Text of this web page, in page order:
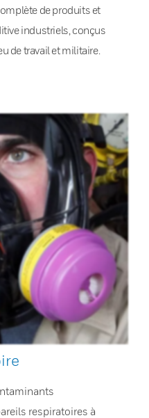
de produits et
industriels, conçus
de travail et militaire.
respiratoires à